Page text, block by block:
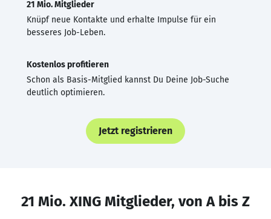
21 Mio. Mitglieder
Knüpf neue Kontakte und erhalte Impulse für ein
besseres Job-Leben.
Kostenlos profitieren
Schon als Basis-Mitglied kannst Du Deine Job-Suche
deutlich optimieren.
Jetzt registrieren
21 Mio. XING Mitglieder, von A bis Z